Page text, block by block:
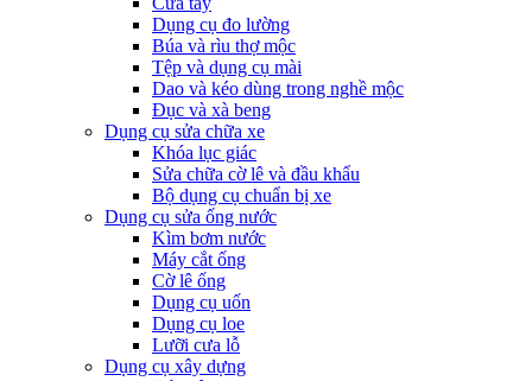
Dụng cụ đo lường
Búa và rìu thợ mộc
Tệp và dụng cụ mài
Dao và kéo dùng trong nghề mộc
Đục và xà beng
Dụng cụ sửa chữa xe
Khóa lục giác
Sửa chữa cờ lê và đầu khẩu
Bộ dụng cụ chuẩn bị xe
Dụng cụ sửa ống nước
Kìm bơm nước
Máy cắt ống
Cờ lê ống
Dụng cụ uốn
Dụng cụ loe
Lưỡi cưa lỗ
Dụng cụ xây dựng